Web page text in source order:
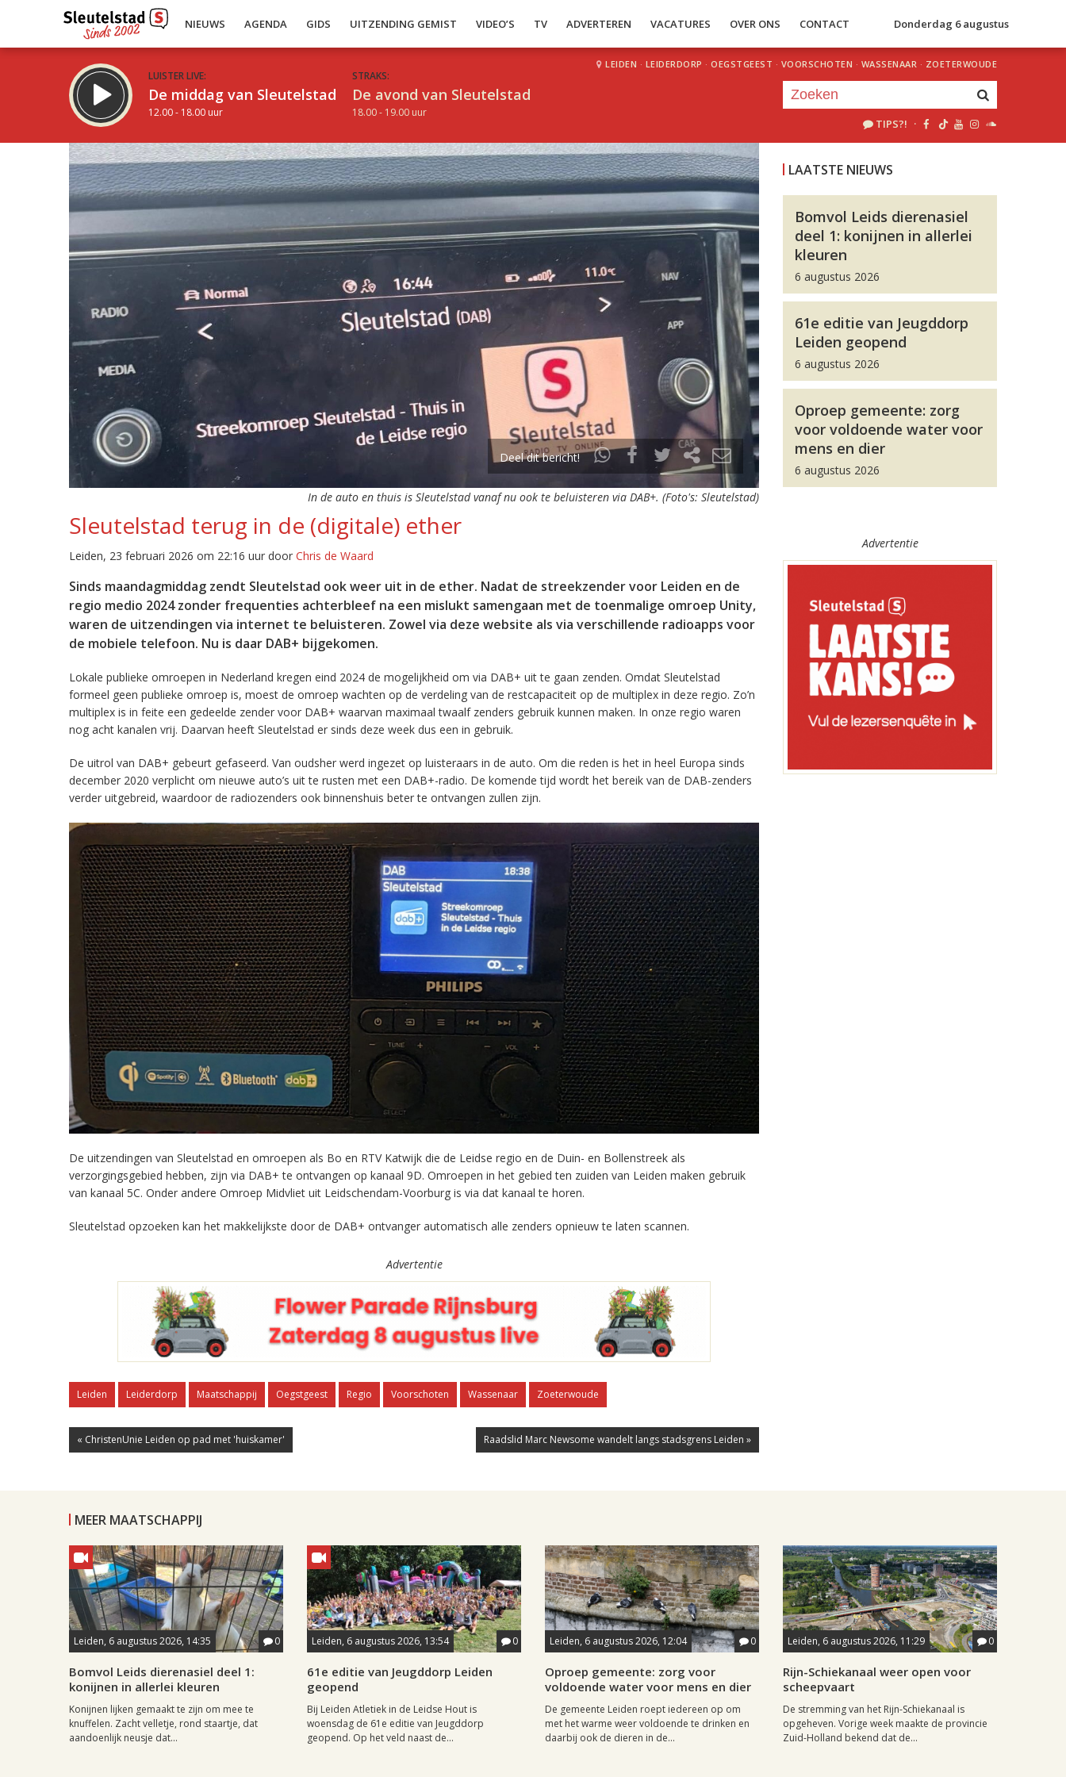
NIEUWS AGENDA GIDS UITZENDING GEMIST VIDEO’S TV ADVERTEREN VACATURES OVER ONS CONTACT Donderdag 6 augustus
LUISTER LIVE:
De middag van Sleutelstad
12.00 - 18.00 uur
STRAKS:
De avond van Sleutelstad
18.00 - 19.00 uur
LEIDEN · LEIDERDORP · OEGSTGEEST · VOORSCHOTEN · WASSENAAR · ZOETERWOUDE
TIPS?! ·
Deel dit bericht!
In de auto en thuis is Sleutelstad vanaf nu ook te beluisteren via DAB+. (Foto's: Sleutelstad)
Sleutelstad terug in de (digitale) ether
Leiden, 23 februari 2026 om 22:16 uur door Chris de Waard
Sinds maandagmiddag zendt Sleutelstad ook weer uit in de ether. Nadat de streekzender voor Leiden en de
regio medio 2024 zonder frequenties achterbleef na een mislukt samengaan met de toenmalige omroep Unity,
waren de uitzendingen via internet te beluisteren. Zowel via deze website als via verschillende radioapps voor
de mobiele telefoon. Nu is daar DAB+ bijgekomen.
Lokale publieke omroepen in Nederland kregen eind 2024 de mogelijkheid om via DAB+ uit te gaan zenden. Omdat Sleutelstad
formeel geen publieke omroep is, moest de omroep wachten op de verdeling van de restcapaciteit op de multiplex in deze regio. Zo’n
multiplex is in feite een gedeelde zender voor DAB+ waarvan maximaal twaalf zenders gebruik kunnen maken. In onze regio waren
nog acht kanalen vrij. Daarvan heeft Sleutelstad er sinds deze week dus een in gebruik.
De uitrol van DAB+ gebeurt gefaseerd. Van oudsher werd ingezet op luisteraars in de auto. Om die reden is het in heel Europa sinds
december 2020 verplicht om nieuwe auto’s uit te rusten met een DAB+-radio. De komende tijd wordt het bereik van de DAB-zenders
verder uitgebreid, waardoor de radiozenders ook binnenshuis beter te ontvangen zullen zijn.
De uitzendingen van Sleutelstad en omroepen als Bo en RTV Katwijk die de Leidse regio en de Duin- en Bollenstreek als
verzorgingsgebied hebben, zijn via DAB+ te ontvangen op kanaal 9D. Omroepen in het gebied ten zuiden van Leiden maken gebruik
van kanaal 5C. Onder andere Omroep Midvliet uit Leidschendam-Voorburg is via dat kanaal te horen.
Sleutelstad opzoeken kan het makkelijkste door de DAB+ ontvanger automatisch alle zenders opnieuw te laten scannen.
Advertentie
Leiden Leiderdorp Maatschappij Oegstgeest Regio Voorschoten Wassenaar Zoeterwoude
« ChristenUnie Leiden op pad met 'huiskamer' Raadslid Marc Newsome wandelt langs stadsgrens Leiden »
LAATSTE NIEUWS
Bomvol Leids dierenasiel
deel 1: konijnen in allerlei
kleuren
6 augustus 2026
61e editie van Jeugddorp
Leiden geopend
6 augustus 2026
Oproep gemeente: zorg
voor voldoende water voor
mens en dier
6 augustus 2026
Advertentie
MEER MAATSCHAPPIJ
Leiden, 6 augustus 2026, 14:35 0
Bomvol Leids dierenasiel deel 1:
konijnen in allerlei kleuren
Konijnen lijken gemaakt te zijn om mee te
knuffelen. Zacht velletje, rond staartje, dat
aandoenlijk neusje dat...
Leiden, 6 augustus 2026, 13:54 0
61e editie van Jeugddorp Leiden
geopend
Bij Leiden Atletiek in de Leidse Hout is
woensdag de 61e editie van Jeugddorp
geopend. Op het veld naast de...
Leiden, 6 augustus 2026, 12:04 0
Oproep gemeente: zorg voor
voldoende water voor mens en dier
De gemeente Leiden roept iedereen op om
met het warme weer voldoende te drinken en
daarbij ook de dieren in de...
Leiden, 6 augustus 2026, 11:29 0
Rijn-Schiekanaal weer open voor
scheepvaart
De stremming van het Rijn-Schiekanaal is
opgeheven. Vorige week maakte de provincie
Zuid-Holland bekend dat de...